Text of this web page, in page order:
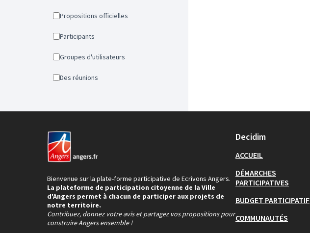
Propositions officielles
Participants
Groupes d'utilisateurs
Des réunions
Bienvenue sur la plate-forme participative de Ecrivons Angers.
La plateforme de participation citoyenne de la Ville
d'Angers permet à chacun de participer aux projets de
notre territoire.
Contribuez, donnez votre avis et partagez vos propositions pour
construire Angers ensemble !
Decidim
ACCUEIL
DÉMARCHES
PARTICIPATIVES
BUDGET PARTICIPATIF
COMMUNAUTÉS